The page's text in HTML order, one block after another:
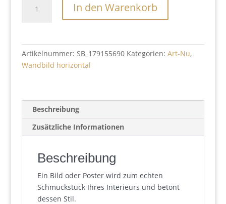
Menge
In den Warenkorb
Artikelnummer: SB_179155690 Kategorien: Art-Nu,
Wandbild horizontal
Beschreibung
Zusätzliche Informationen
Beschreibung
Ein Bild oder Poster wird zum echten
Schmuckstück Ihres Interieurs und betont
dessen Stil.